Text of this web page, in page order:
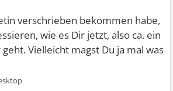
verschrieben bekommen habe,
wie es Dir jetzt, also ca. ein
Vielleicht magst Du ja mal was